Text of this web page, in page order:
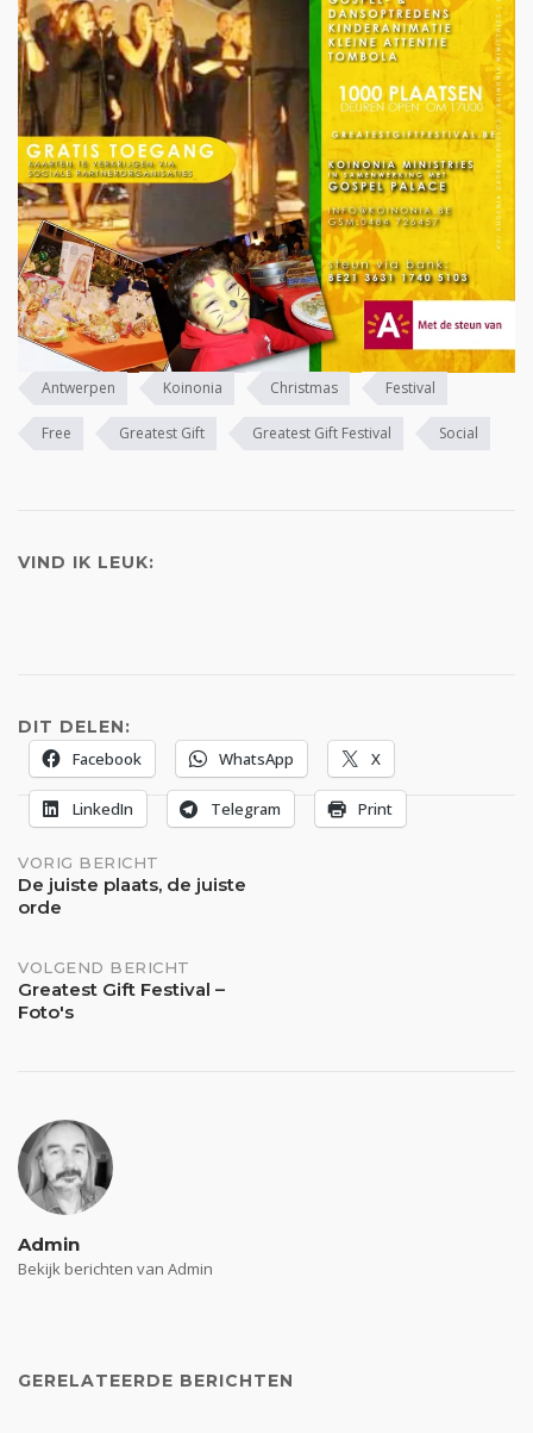
Antwerpen Koinonia Christmas Festival
Free Greatest Gift Greatest Gift Festival Social
VIND IK LEUK:
DIT DELEN:
Facebook
WhatsApp X
LinkedIn Telegram Print
Bericht
navigatie
VORIG BERICHT
De juiste plaats, de juiste
orde
VOLGEND BERICHT
Greatest Gift Festival –
Foto's
Admin
Bekijk berichten van Admin
GERELATEERDE BERICHTEN